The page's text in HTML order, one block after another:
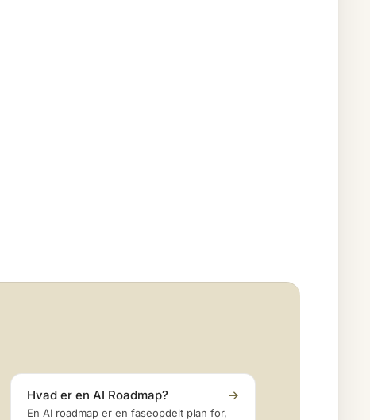
Hvad er en AI Roadmap? →
En AI roadmap er en faseopdelt plan for,